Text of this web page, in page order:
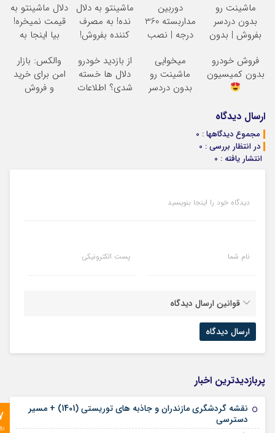
ماشینت رو
بدون دردسر
بفروش | بدون
دوربین
مداربسته 360
درجه | نصب
ماشینتو به دلال
نده! به مصرف
کننده بفروش!
یک تماس
دلال ماشینتو به
قیمت نمیخره!
بیا اینجا به
بفروش*فقط
خریدار واقعی*
فروش خودرو
بدون کمیسیون
میخوایی
ماشینت رو
بدون دردسر
از بازدید خودرو
دلال ها خسته
شدی؟ اطلاعات
والکس: بازار
امن برای خرید
و فروش
ارسال دیدگاه
مجموع دیدگاهها : 0
در انتظار بررسی : 0
انتشار یافته : 0
دیدگاه خود را اینجا بنویسید
نام شما پست الکترونیکی
قوانین ارسال دیدگاه
پربازدیدترین اخبار
نقشه گردشگری مازندران و جاذبه های توریستی (1401) + مسیر
دسترسی